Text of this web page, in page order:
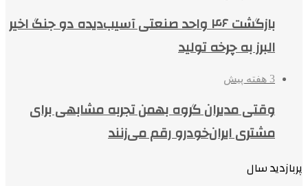
بازگشت ۴۶ واحد صنعتی آسیب‌دیده دو جنگ اخیر
البرز به چرخه تولید
3 هفته پیش
وقتی مدیران گروه بهمن تجربه مشابهی برای
مشتری ایران‌خودرو رقم می‌زنند
پربازدید سال